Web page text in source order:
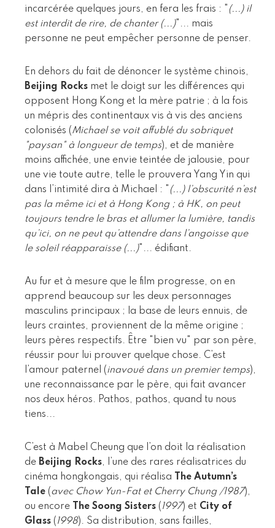
incarcérée quelques jours, en fera les frais : " (...) il
est interdit de rire, de chanter (...)"... mais
personne ne peut empêcher personne de penser.
En dehors du fait de dénoncer le système chinois,
Beijing Rocks met le doigt sur les différences qui
opposent Hong Kong et la mère patrie ; à la fois
un mépris des continentaux vis à vis des anciens
colonisés (Michael se voit affublé du sobriquet
"paysan" à longueur de temps), et de manière
moins affichée, une envie teintée de jalousie, pour
une vie toute autre, telle le prouvera Yang Yin qui
dans l’intimité dira à Michael : " (...) l’obscurité n’est
pas la même ici et à Hong Kong ; à HK, on peut
toujours tendre le bras et allumer la lumière, tandis
qu’ici, on ne peut qu’attendre dans l’angoisse que
le soleil réapparaisse (...)"... édifiant.
Au fur et à mesure que le film progresse, on en
apprend beaucoup sur les deux personnages
masculins principaux ; la base de leurs ennuis, de
leurs craintes, proviennent de la même origine ;
leurs pères respectifs. Être "bien vu" par son père,
réussir pour lui prouver quelque chose. C’est
l’amour paternel (inavoué dans un premier temps),
une reconnaissance par le père, qui fait avancer
nos deux héros. Pathos, pathos, quand tu nous
tiens...
C’est à Mabel Cheung que l’on doit la réalisation
de Beijing Rocks, l’une des rares réalisatrices du
cinéma hongkongais, qui réalisa
The Autumn’s
Tale (avec Chow Yun-Fat et Cherry Chung /1987),
ou encore
The Soong Sisters ( 1997) et City of
Glass ( 1998). Sa distribution, sans failles,